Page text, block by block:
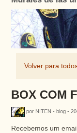
Volver para
BOX COM
por NITEN - blog -
Recebemos um